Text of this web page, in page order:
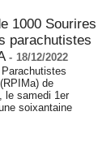
1000 Sourires
parachutistes
- 18/12/2022
de
le samedi 1er
soixantaine